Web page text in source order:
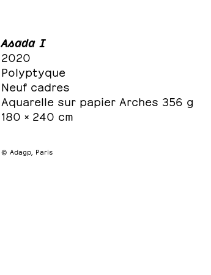
Asada I
2020
Polyptyque
Neuf cadres
Aquarelle sur papier Arches 356 g
180 × 240 cm
© Adagp, Paris